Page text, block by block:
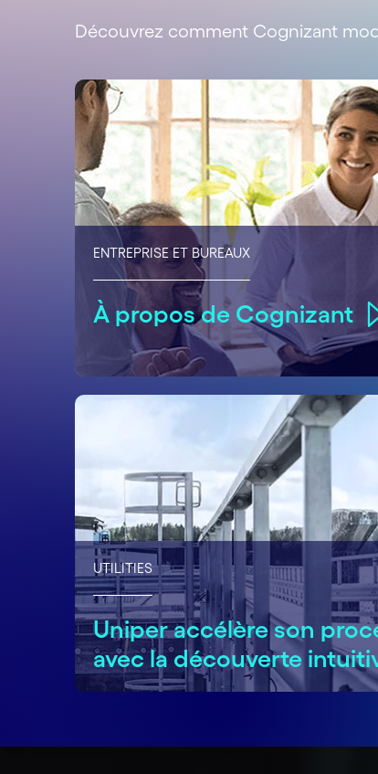
Découvrez comment Cognizant
ENTREPRISE ET BUREAUX
À propos de Cognizant
UTILITIES
Uniper accélère son
avec la découverte